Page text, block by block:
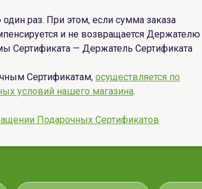
раз. При этом, если сумма заказа
и не возвращается Держателю
Сертификата — Держатель Сертификата
Сертификатам, осуществляется по
условий нашего магазина.
Подарочных Сертификатов